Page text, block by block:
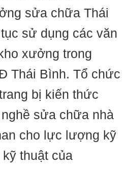
sửa chữa Thái
sử dụng các văn
xưởng trong
Thái Bình. Tổ chức
bị kiến thức
sửa chữa nhà
cho lực lượng kỹ
thuật của